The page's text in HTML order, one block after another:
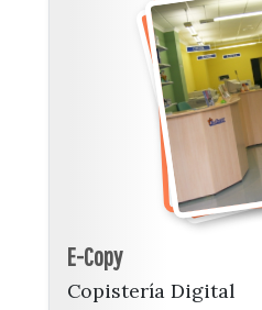
E-Copy
Copistería Digital